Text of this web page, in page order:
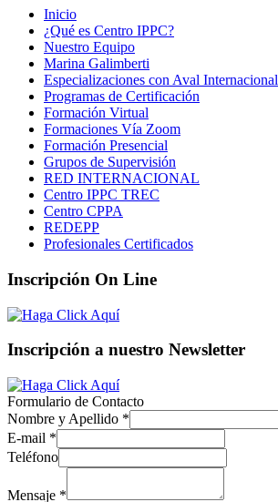
Inicio
¿Qué es Centro IPPC?
Nuestro Equipo
Marina Galimberti
Especializaciones con Aval Internacional
Programas de Certificación
Formación Virtual
Formaciones Vía Zoom
Formación Presencial
Grupos de Supervisión
RED INTERNACIONAL
Centro IPPC TREC
Centro CPPA
REDEPP
Profesionales Certificados
Inscripción On Line
Inscripción a nuestro Newsletter
Formulario de Contacto
Nombre y Apellido *
E-mail *
Teléfono
Mensaje *